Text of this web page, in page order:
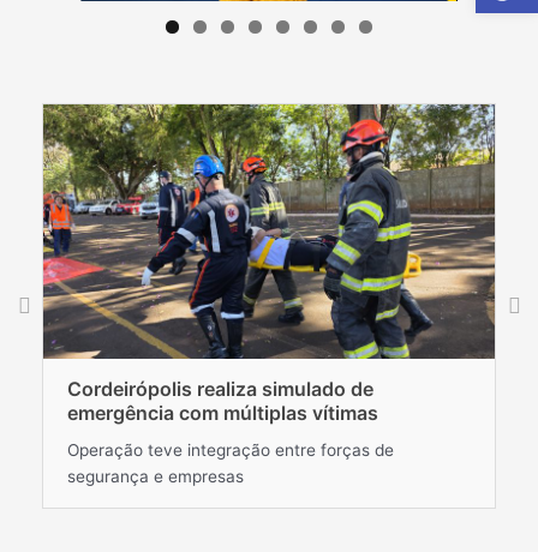
Cordeirópolis realiza simulado de
emergência com múltiplas vítimas
Operação teve integração entre forças de
segurança e empresas